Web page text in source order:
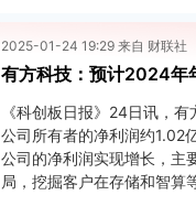
2025-01-24 19:29 来自 财联社
有方科技：预计2024年
《科创板日报》24日讯，
公司所有者的净利润约1.02
公司的净利润实现增长，主
局，挖掘客户在存储和智算